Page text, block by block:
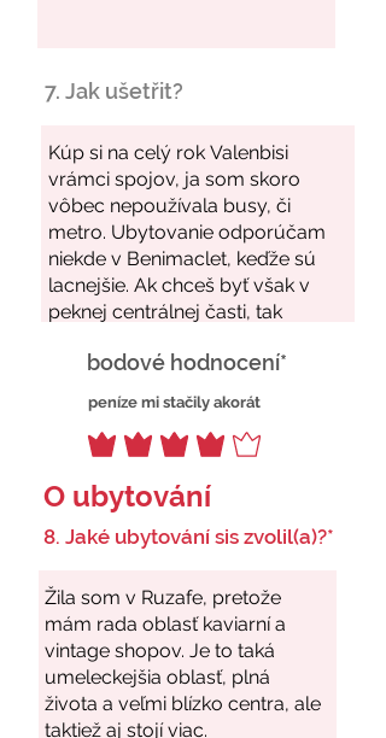
7. Jak ušetřit?
bodové hodnocení*
peníze mi stačily akorát
O ubytování
8. Jaké ubytování sis zvolil(a)?*